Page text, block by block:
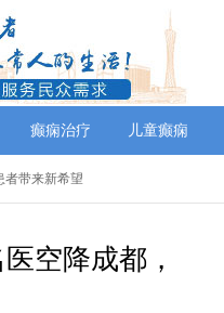
癫痫治疗 儿童癫痫
者带来新希望
空降成都，